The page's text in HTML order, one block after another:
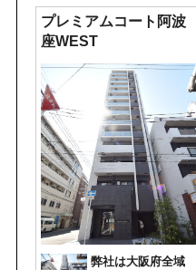
プレミアムコート阿波
座WEST
弊社は大阪府全域